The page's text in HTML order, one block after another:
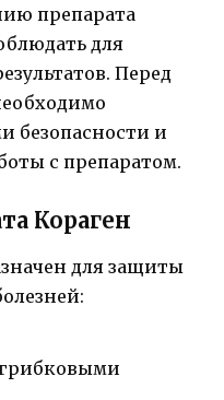
препарата
для
Перед
безопасности и
с препаратом.
Кораген
для защиты